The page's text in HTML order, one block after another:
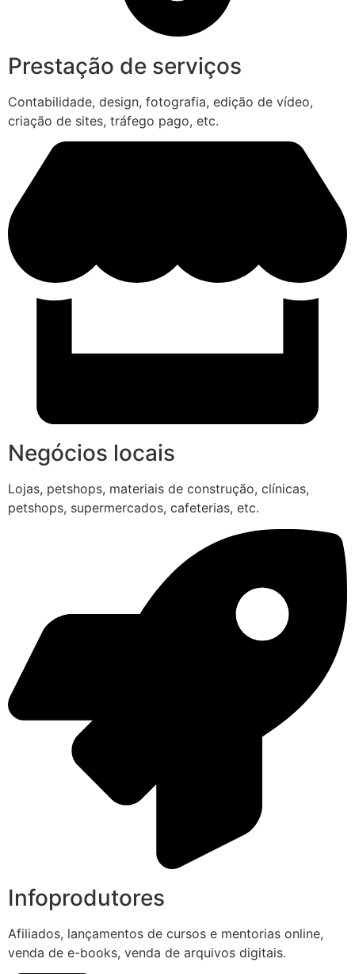
Prestação de serviços
Contabilidade, design, fotografia, edição de vídeo,
criação de sites, tráfego pago, etc.
Negócios locais
Lojas, petshops, materiais de construção, clínicas,
petshops, supermercados, cafeterias, etc.
Infoprodutores
Afiliados, lançamentos de cursos e mentorias online,
venda de e-books, venda de arquivos digitais.